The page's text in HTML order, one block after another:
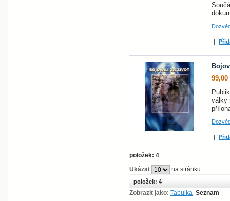
|
99,00
války
|
položek: 4
Ukázat
na stránku
položek: 4
Zobrazit jako: Tabulka Seznam